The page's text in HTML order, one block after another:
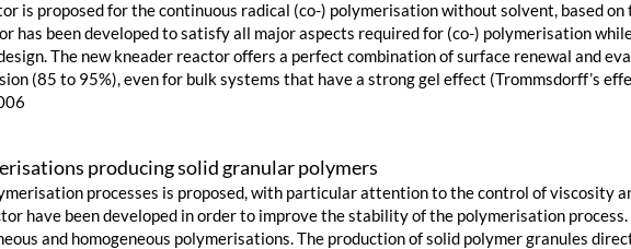
is proposed for the continuous radical (co-) polymerisation without solvent, based
has been developed to satisfy all major aspects required for (co-) polymerisation
The new kneader reactor offers a perfect combination of surface renewal and
(85 to 95%), even for bulk systems that have a strong gel effect (Trommsdorff’s
producing solid granular polymers
processes is proposed, with particular attention to the control of viscosity
have been developed in order to improve the stability of the polymerisation
and homogeneous polymerisations. The production of solid polymer granules